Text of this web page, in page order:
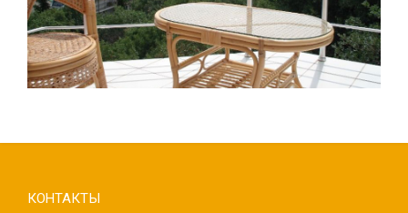
КОНТАКТЫ